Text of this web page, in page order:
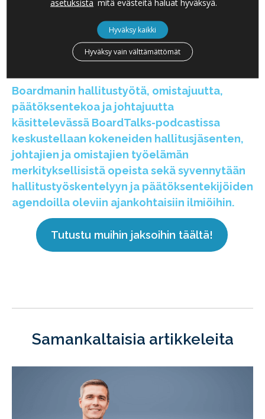
Supla
Boardmanin hallitustyötä, omistajuutta,
päätöksentekoa ja johtajuutta
käsittelevässä BoardTalks-podcastissa
keskustellaan kokeneiden hallitusjäsenten,
johtajien ja omistajien työelämän
merkityksellisistä opeista sekä syvennytään
hallitustyöskentelyyn ja päätöksentekijöiden
agendoilla oleviin ajankohtaisiin ilmiöihin.
Tutustu muihin jaksoihin täältä!
Samankaltaisia artikkeleita
Hyväksy kaikki
Hyväksy vain välttämättömät